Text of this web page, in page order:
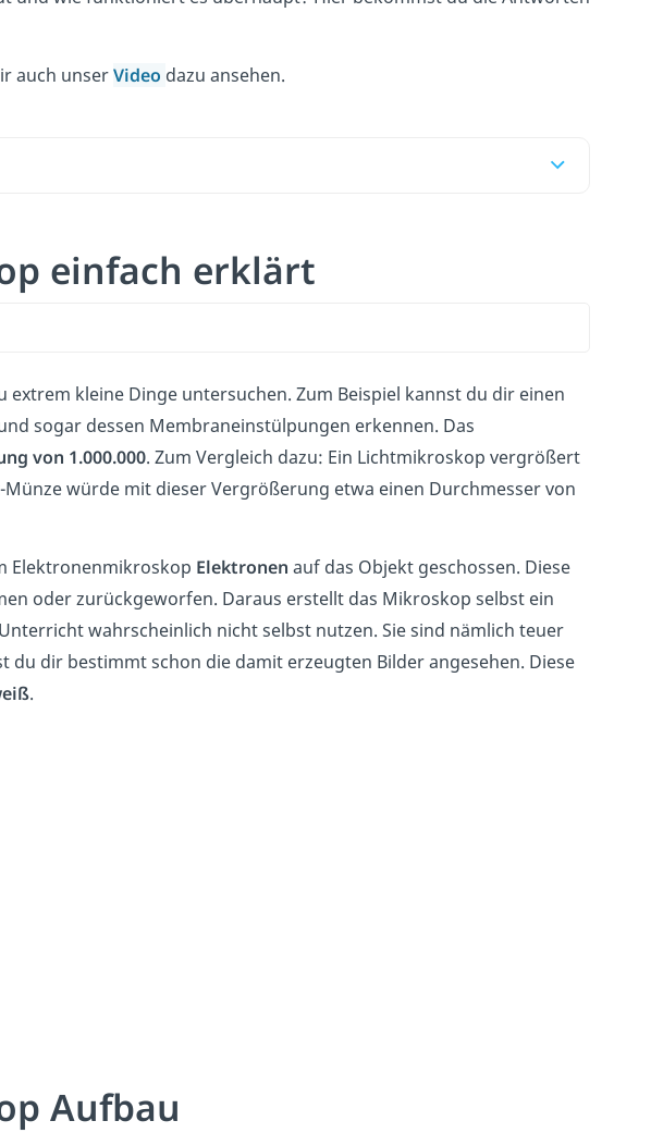
auch unserVideo dazu ansehen.
einfach erklärt
kleine Dinge untersuchen. Zum Beispiel kannst du dir einen
sogar dessen Membraneinstülpungen erkennen. Das
von 1.000.000. Zum Vergleich dazu: Ein Lichtmikroskop vergrößert
Münze würde mit dieser Vergrößerung etwa einen Durchmesser von
Elektronenmikroskop Elektronen auf das Objekt geschossen. Diese
oder zurückgeworfen. Daraus erstellt das Mikroskop selbst ein
wahrscheinlich nicht selbst nutzen. Sie sind nämlich teuer
du dir bestimmt schon die damit erzeugten Bilder angesehen. Diese
.
Aufbau